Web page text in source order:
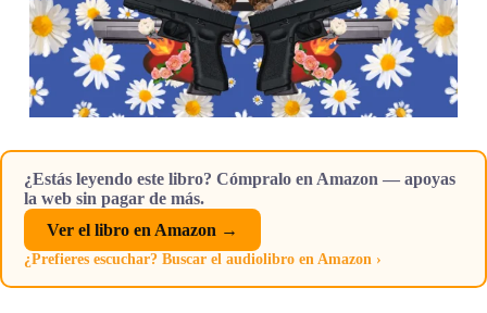
¿Estás leyendo este libro? Cómpralo en Amazon — apoyas
la web sin pagar de más.
Ver el libro en Amazon →
¿Prefieres escuchar? Buscar el audiolibro en Amazon ›